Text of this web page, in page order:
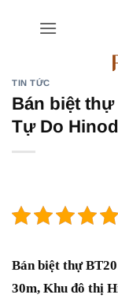
TIN TỨC
Bán biệt thự
Tự Do
Bán biệt thự
30m, Khu đô thị